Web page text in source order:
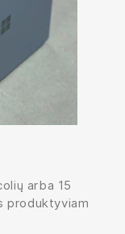
arba 15
produktyviam